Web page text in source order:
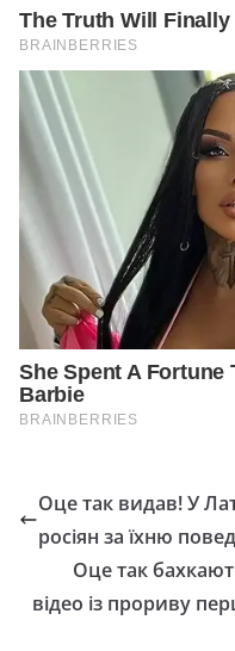
Оце так видав! У
росіян за їхню
Оце так
відео із прориву